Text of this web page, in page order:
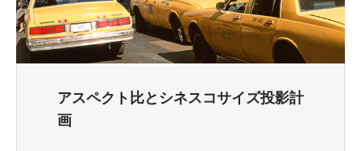
アスペクト比とシネスコサイズ投影計
画